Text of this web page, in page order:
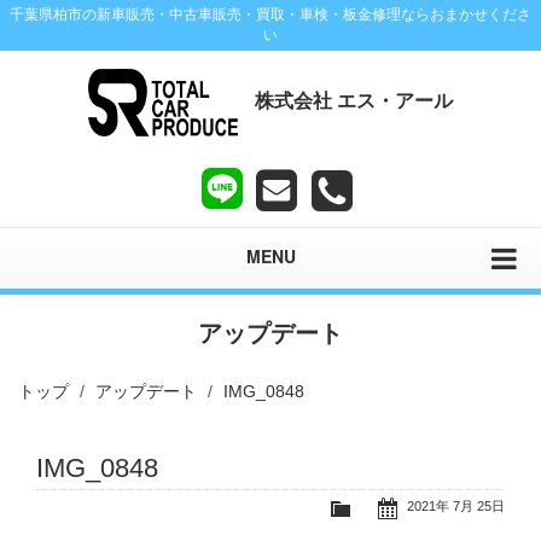
千葉県柏市の新車販売・中古車販売・買取・車検・板金修理ならおまかせくださ
い
株式会社 エス・アール
MENU
アップデート
トップ アップデート IMG_0848
IMG_0848
2021年 7月 25日